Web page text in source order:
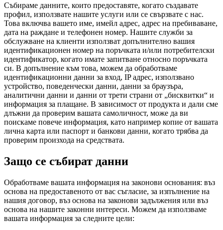
Събираме данните, които предоставяте, когато създавате
профил, използвате нашите услуги или се свързвате с нас.
Това включва вашето име, имейл адрес, адрес на пребиваване,
дата на раждане и телефонен номер. Нашите служби за
обслужване на клиенти използват допълнително вашия
идентификационен номер на поръчката и/или потребителски
идентификатор, когато имате запитване относно поръчката
си. В допълнение към това, можем да обработваме
идентификационни данни за вход, IP адрес, използвано
устройство, поведенчески данни, данни за браузъра,
аналитични данни и данни от трети страни от „бисквитки“ и
информация за плащане. В зависимост от продукта и дали сме
длъжни да проверим вашата самоличност, може да ви
поискаме повече информация, като например копие от вашата
лична карта или паспорт и банкови данни, когато трябва да
проверим произхода на средствата.
Защо се събират данни
Обработваме вашата информация на законови основания: въз
основа на предоставеното от вас съгласие, за изпълнение на
нашия договор, въз основа на законови задължения или въз
основа на нашите законни интереси. Можем да използваме
вашата информация за следните цели: